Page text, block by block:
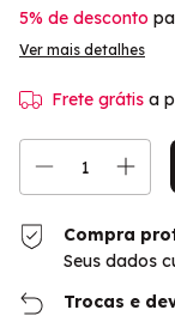
5% de desconto
Ver mais detalhes
Frete grátis a
Compra
Seus dados
Trocas e